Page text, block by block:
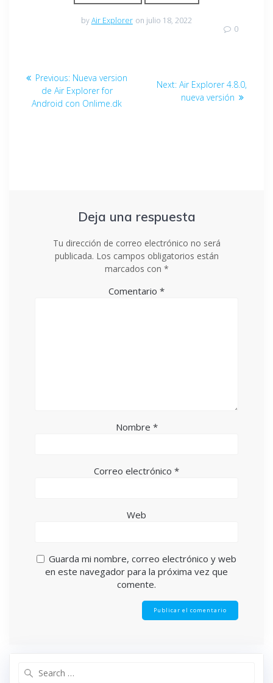
byAir Explorer on julio 18, 2022
0
Previous: Nueva version
de Air Explorer for
Android con Onlime.dk
Next: Air Explorer 4.8.0,
nueva versión
Deja una respuesta
Tu dirección de correo electrónico no será
publicada. Los campos obligatorios están
marcados con *
Comentario *
Nombre *
Correo electrónico *
Web
Guarda mi nombre, correo electrónico y web
en este navegador para la próxima vez que
comente.